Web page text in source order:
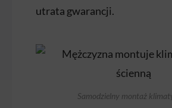
utrata gwarancji.
Samodzielny montaż